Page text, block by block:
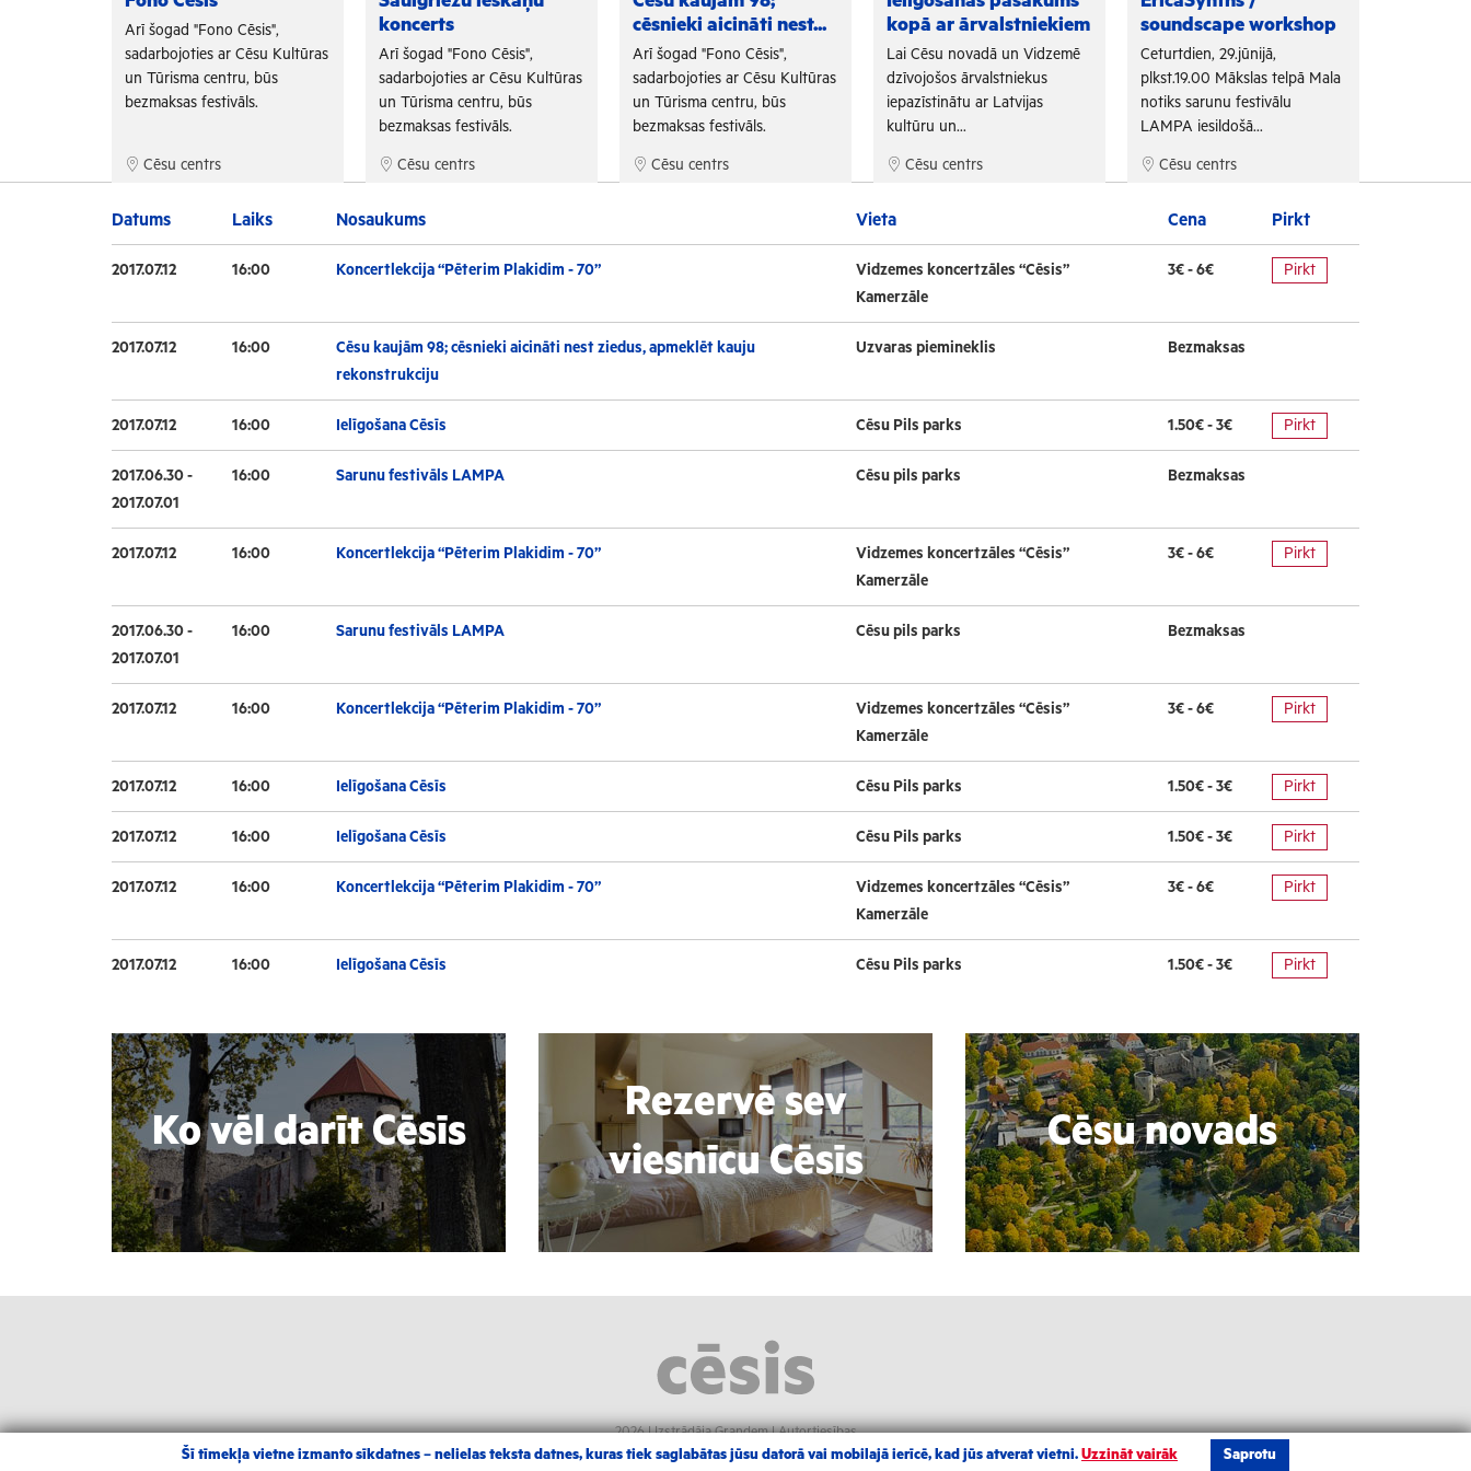
Arī šogad "Fono Cēsis",
sadarbojoties ar Cēsu Kultūras
un Tūrisma centru, būs
bezmaksas festivāls.
Cēsu centrs
koncerts
Arī šogad "Fono Cēsis",
sadarbojoties ar Cēsu Kultūras
un Tūrisma centru, būs
bezmaksas festivāls.
Cēsu centrs
cēsnieki aicināti nest...
Arī šogad "Fono Cēsis",
sadarbojoties ar Cēsu Kultūras
un Tūrisma centru, būs
bezmaksas festivāls.
Cēsu centrs
kopā ar ārvalstniekiem
Lai Cēsu novadā un Vidzemē
dzīvojošos ārvalstniekus
iepazīstinātu ar Latvijas
kultūru un...
Cēsu centrs
soundscape workshop
Ceturtdien, 29.jūnijā,
plkst.19.00 Mākslas telpā Mala
notiks sarunu festivālu
LAMPA iesildošā...
Cēsu centrs
Datums Laiks Nosaukums Vieta Cena Pirkt
2017.07.12 16:00 Koncertlekcija “Pēterim Plakidim - 70”
Vidzemes koncertzāles “Cēsis”
Kamerzāle
3€ - 6€ Pirkt
2017.07.12 16:00
Cēsu kaujām 98; cēsnieki aicināti nest ziedus, apmeklēt kauju
rekonstrukciju
Uzvaras piemineklis Bezmaksas
2017.07.12 16:00 Ielīgošana Cēsīs Cēsu Pils parks 1.50€ - 3€ Pirkt
2017.06.30 -
2017.07.01
16:00 Sarunu festivāls LAMPA Cēsu pils parks Bezmaksas
2017.07.12 16:00 Koncertlekcija “Pēterim Plakidim - 70”
Vidzemes koncertzāles “Cēsis”
Kamerzāle
3€ - 6€ Pirkt
2017.06.30 -
2017.07.01
16:00 Sarunu festivāls LAMPA Cēsu pils parks Bezmaksas
2017.07.12 16:00 Koncertlekcija “Pēterim Plakidim - 70”
Vidzemes koncertzāles “Cēsis”
Kamerzāle
3€ - 6€ Pirkt
2017.07.12 16:00 Ielīgošana Cēsīs Cēsu Pils parks 1.50€ - 3€ Pirkt
2017.07.12 16:00 Ielīgošana Cēsīs Cēsu Pils parks 1.50€ - 3€ Pirkt
2017.07.12 16:00 Koncertlekcija “Pēterim Plakidim - 70”
Vidzemes koncertzāles “Cēsis”
Kamerzāle
3€ - 6€ Pirkt
2017.07.12 16:00 Ielīgošana Cēsīs Cēsu Pils parks 1.50€ - 3€ Pirkt
Ko vēl darīt Cēsīs
Rezervē sev
viesnīcu Cēsīs
Cēsu novads
2026 |Izstrādāja Grandem|Autortiesības
Šī tīmekļa vietne izmanto sīkdatnes – nelielas teksta datnes, kuras tiek saglabātas jūsu datorā vai mobilajā ierīcē, kad jūs atverat vietni. Uzzināt vairāk Saprotu